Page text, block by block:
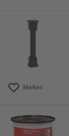
Merken